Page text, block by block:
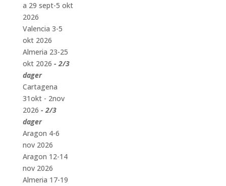
a 29 sept-5 okt
2026
Valencia 3-5
okt 2026
Almeria 23-25
okt 2026 - 2/3
dager
Cartagena
31okt - 2nov
2026 - 2/3
dager
Aragon 4-6
nov 2026
Aragon 12-14
nov 2026
Almeria 17-19